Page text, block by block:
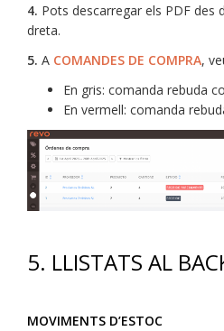
4. Pots descarregar els PDF des
dreta.
5. A COMANDES DE COMPRA,
En gris: comanda rebuda
En vermell: comanda
5. LLISTATS AL
MOVIMENTS D’ESTOC